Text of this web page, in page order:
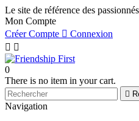
Le site de référence des
Mon Compte
Créer Compte  Connexion
 
0
There is no item in your cart.

Navigation